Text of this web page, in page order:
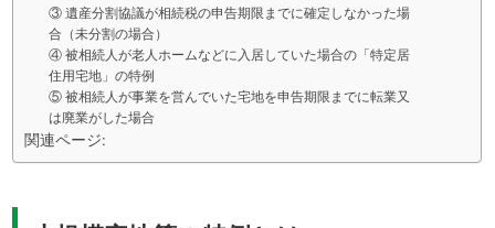
③ 遺産分割協議が相続税の申告期限までに確定しなかった場
合（未分割の場合）
④ 被相続人が老人ホームなどに入居していた場合の「特定居
住用宅地」の特例
⑤ 被相続人が事業を営んでいた宅地を申告期限までに転業又
は廃業がした場合
関連ページ: